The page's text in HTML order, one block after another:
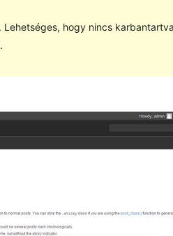
Lehetséges, hogy nincs